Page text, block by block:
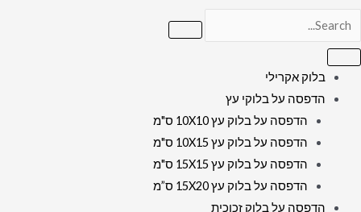
בלוק אקרילי
הדפסה על בלוקי עץ
הדפסה על בלוק עץ 10X10 ס"מ
הדפסה על בלוק עץ 10X15 ס"מ
הדפסה על בלוק עץ 15X15 ס"מ
הדפסה על בלוק עץ 15X20 ס”מ
הדפסה על בלוק זכוכית